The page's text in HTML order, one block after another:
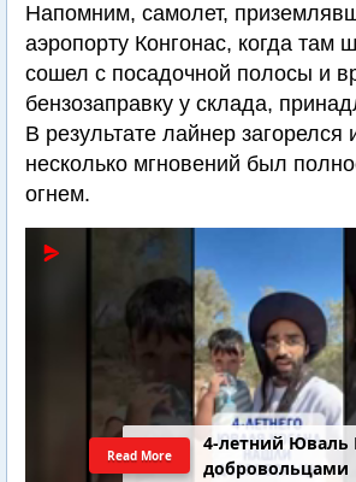
Напомним, самолет,
аэропорту Конгонас, когда там
сошел с посадочной полосы и
бензозаправку у склада,
В результате лайнер загорелся
несколько мгновений был
огнем.
4-летний Юваль
добровольцами
Read More